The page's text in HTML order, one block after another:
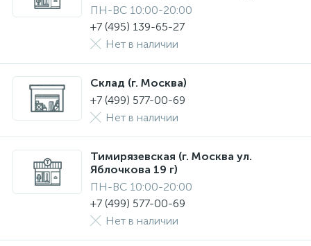
ПН-ВС 10:00-20:00
+7 (495) 139-65-27
Нет в наличии
Склад (г. Москва)
+7 (499) 577-00-69
Нет в наличии
Тимирязевская (г. Москва ул.
Яблочкова 19 г)
ПН-ВС 10:00-20:00
+7 (499) 577-00-69
Нет в наличии